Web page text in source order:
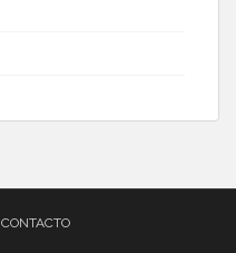
CONTACTO